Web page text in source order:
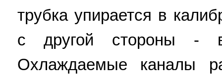
трубка упирается в
с другой стороны - в
Охлаждаемые каналы